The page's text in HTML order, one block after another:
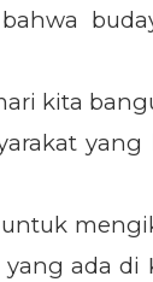
kita
yang
ada di